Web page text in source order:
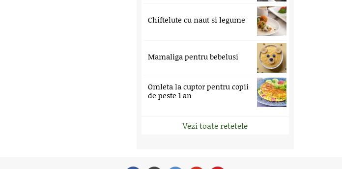
Chiftelute cu naut si legume
Mamaliga pentru bebelusi
Omleta la cuptor pentru copii
de peste 1 an
Vezi toate retetele